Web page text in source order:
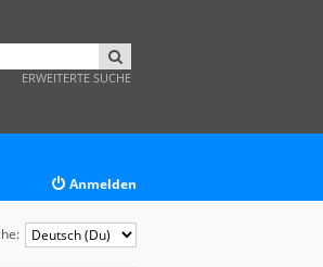
ERWEITERTE SUCHE
Anmelden